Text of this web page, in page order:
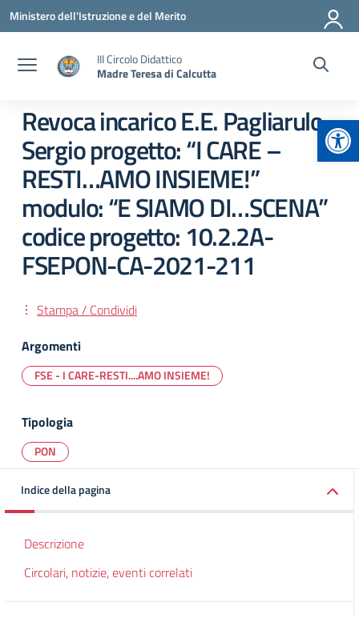
Vai ai contenuti
Vai al menu di navigazione
Vai al footer
Ministero dell'Istruzione e del Merito
III Circolo Didattico
Madre Teresa di Calcutta
Revoca incarico E.E. Pagliarulo
Sergio progetto: “I CARE –
RESTI…AMO INSIEME!”
modulo: “E SIAMO DI…SCENA”
codice progetto: 10.2.2A-
FSEPON-CA-2021-211
Stampa / Condividi
Argomenti
FSE - I CARE-RESTI....AMO INSIEME!
Tipologia
PON
Indice della pagina
Descrizione
Circolari, notizie, eventi correlati